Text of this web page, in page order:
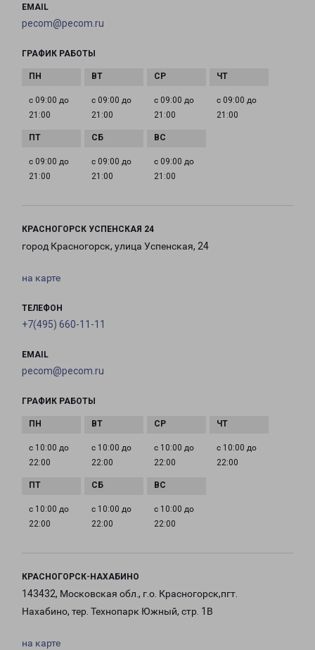
EMAIL
pecom@pecom.ru
ГРАФИК РАБОТЫ
с 09:00 до
21:00
с 09:00 до
21:00
с 09:00 до
21:00
с 09:00 до
21:00
с 09:00 до
21:00
с 09:00 до
21:00
с 09:00 до
21:00
КРАСНОГОРСК УСПЕНСКАЯ 24
город Красногорск, улица Успенская, 24
на карте
ТЕЛЕФОН
+7(495) 660-11-11
EMAIL
pecom@pecom.ru
ГРАФИК РАБОТЫ
с 10:00 до
22:00
с 10:00 до
22:00
с 10:00 до
22:00
с 10:00 до
22:00
с 10:00 до
22:00
с 10:00 до
22:00
с 10:00 до
22:00
КРАСНОГОРСК-НАХАБИНО
143432, Московская обл., г.о. Красногорск,пгт.
Нахабино, тер. Технопарк Южный, стр. 1В
на карте